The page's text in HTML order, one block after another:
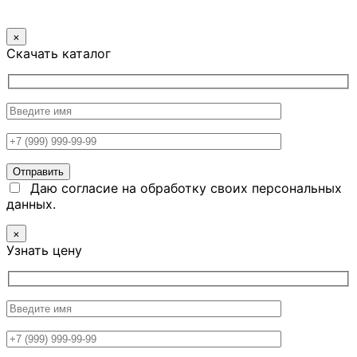
×
Скачать каталог
Даю согласие на обработку своих персональных
данных.
×
Узнать цену